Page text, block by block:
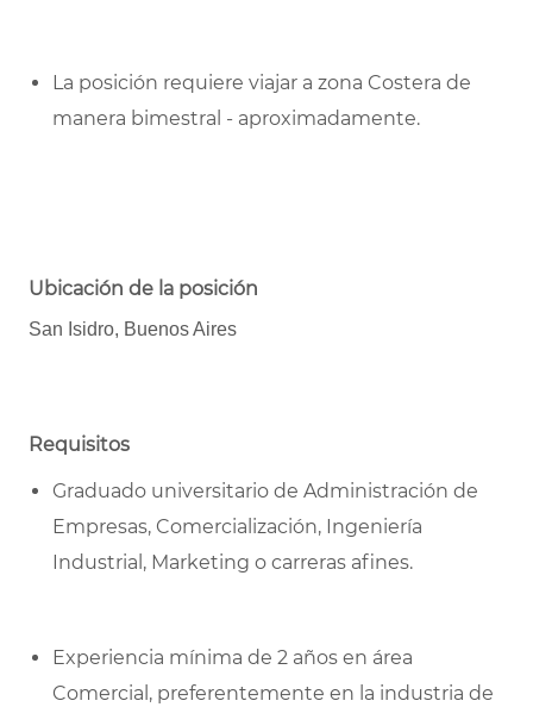
La posición requiere viajar a zona Costera de
manera bimestral - aproximadamente.
Ubicación de la posición
San Isidro, Buenos Aires
Requisitos
Graduado universitario de Administración de
Empresas, Comercialización, Ingeniería
Industrial, Marketing o carreras afines.
Experiencia mínima de 2 años en área
Comercial, preferentemente en la industria de